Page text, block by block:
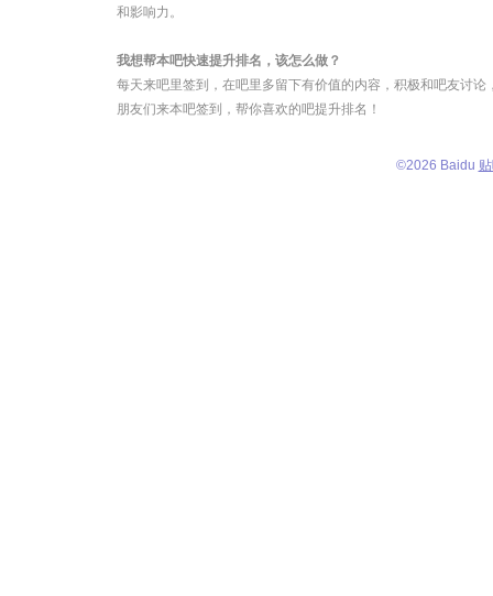
和影响力。
我想帮本吧快速提升排名，该怎么做？
每天来吧里签到，在吧里多留下有价值的内容，积极和吧友讨
朋友们来本吧签到，帮你喜欢的吧提升排名！
©2026 Baidu